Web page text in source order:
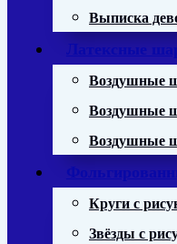
Выписка
Латексные
Воздушные
Воздушные
Воздушные
Круги с
Звёзды с